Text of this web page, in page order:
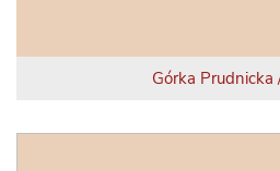
Górka Prudnicka